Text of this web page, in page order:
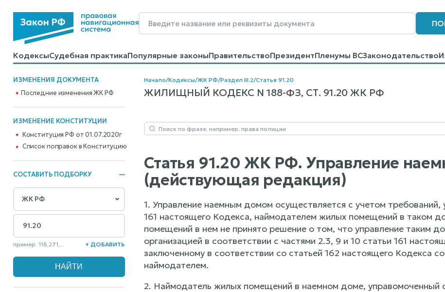
КодексыСудебная практикаПопулярные законыПравительствоПрезидентПленумы ВСЗаконодательство
КалькуляторыСправочные материалыОбразцы договоровКонтактыПомощьПоиск
ИЗМЕНЕНИЯ ДОКУМЕНТА
Последние изменения ЖК РФ
ИЗМЕНЕНИЕ КОНСТИТУЦИИ
Конституция РФ от 01.07.2020г
Cписок поправок в Конституцию
СОСТАВИТЬ ПОДБОРКУ
пример: 116,271,... + ДОБАВИТЬ
Начало/Кодексы/ЖК РФ/Раздел III.2/Статья 91.20
ЖИЛИЩНЫЙ КОДЕКС N 188-ФЗ, СТ. 91.20 ЖК РФ
Статья 91.20 ЖК РФ. Управление
(действующая редакция)
1. Управление наемным домом осуществляется с учетом требований,
161 настоящего Кодекса, наймодателем жилых помещений в таком
помещений в нем не принято решение о том, что управление таким
организацией в соответствии с частями 2.3, 9 и 10 статьи 161
заключенному в соответствии со статьей 162 настоящего Кодекса
наймодателем.
2. Наймодатель жилых помещений в наемном доме, управомоченный